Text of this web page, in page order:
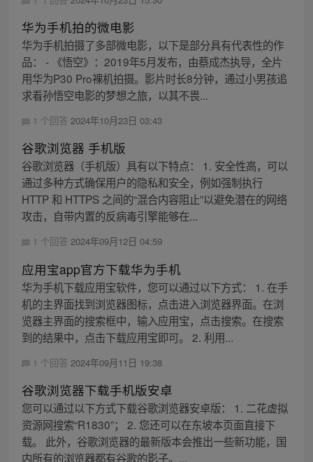
华为手机拍的微电影
华为手机拍摄了多部微电影，以下是部分具有代表性的作
品： - 《悟空》：2019年5月发布，由蔡成杰执导，全片
用华为P30 Pro裸机拍摄。影片时长8分钟，通过小男孩追
求看孙悟空电影的梦想之旅，以其不畏...
1 个回答 2024年10月23日 03:43
谷歌浏览器 手机版
谷歌浏览器（手机版）具有以下特点： 1. 安全性高，可以
通过多种方式确保用户的隐私和安全，例如强制执行
HTTP 和 HTTPS 之间的“混合内容阻止”以避免潜在的网络
攻击，自带内置的反病毒引擎能够在...
1 个回答 2024年09月12日 04:59
应用宝app官方下载华为手机
华为手机下载应用宝软件，您可以通过以下方式： 1. 在手
机的主界面找到浏览器图标，点击进入浏览器界面。在浏
览器主界面的搜索框中，输入应用宝，点击搜索。在搜索
到的结果中，点击下载应用宝即可。 2. 利用...
1 个回答 2024年09月11日 19:38
谷歌浏览器下载手机版安卓
您可以通过以下方式下载谷歌浏览器安卓版： 1. 二花虚拟
资源网搜索“R1830”； 2. 您还可以在东坡本页面直接下
载。 此外，谷歌浏览器的最新版本会推出一些新功能，国
内所有的浏览器都有谷歌的影子。...